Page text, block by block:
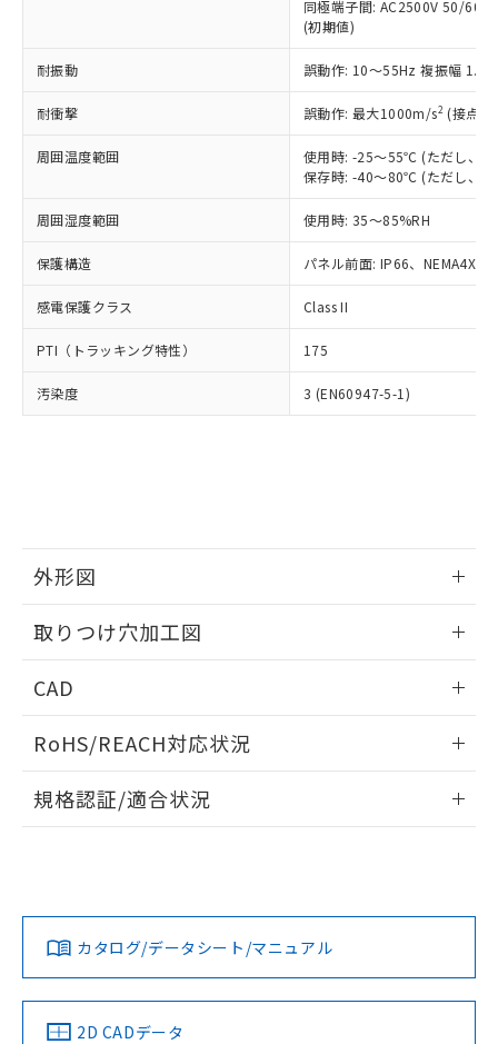
同極端子間: AC2500V 50/
(初期値)
耐振動 誤動作: 10～55Hz 複振幅
耐衝撃 誤動作: 最大1000m/s2 (接点
周囲温度範囲
使用時: -25～55℃ (ただし、氷
保存時: -40～80℃ (ただし、氷
周囲湿度範囲 使用時: 35～85%RH
保護構造 パネル前面: IP66、NEMA4X,
感電保護クラス Class II
PTI（トラッキング特性） 175
汚染度 3 (EN60947-5-1)
外形図
取りつけ穴加工図
CAD
ドすることができます。
ログイン/会員登録
ダウンロードデータをご利用いただく前に、以下を必ずお読
みください。
ソフトウェアの使用条件
RoHS/REACH対応状況
EU RoHS 注意事項・凡例
対応済み
中国 RoHS 注意事項・凡例
規格認証/適合状況
LR型式承認
（イギリス
船舶規格）
DNV型式承認
（ノルウェー
BV型式承認
（フランス
KR型式
（韓国
カタログ/データシート/マニュアル
2D CADデータ
正式な納期状況および標準価格はお客
様のお取引先、またはお客様担当のオ
ムロン制御機器販売店・当社販売員に
オムロン制御機器販売店や当社販売拠
販売ネットワーク
」をご確認
在庫状況および標準価格結果を当社の
事前の承諾なく第三者に漏洩または開
マイパーツ機能（部品リスト作成サー
ビス）をご利用いただくには、I-Web
メンバーズにご登録されている必要が
あります。
お客様が当ウェブサイト上で当社にご
登録された部品リストについて、当社
および当社の共同利用者が、当社の製
用者の範囲」に記載されている法人を
(PBDE) 1000ppm以下、フタル酸ビス(2-エチルヘキシ
ル) (DEHP)(別名：DOP) 1000ppm以下、フタル酸ブチ
ルベンジル（BBP） 1000ppm以下、フタル酸ジブチル
（DBP） 1000ppm以下、フタル酸ジイソブチル
但し、RoHS指令で産業用監視および制御機器に対する
フタル酸エステル類の４物質については閾値を超える意
図的な使用がないことを確認しています。
※2 対応予定月
部品在庫の切り替え状況などにより、予定
月が前後することがあります。
※3 非含有証明書ダウンロード
※本証明書は発行日時点で非含有を証明す
るもので、過去に遡って非含有を証明する
ものではありません。
物質の対応では、対応完了までの期間は出
荷製品に未対応品が混在することから備考
していることから、特段のことがない限
り、2022年1月12日より割愛しておりま
す。
Cr(Ⅵ)(六価クロム) : 1000ppm、 PBBs(ポリ臭化ビフェ
ニル類) : 1000ppm、 PBDEs(ポリ臭化ジフェニルエーテ
イソブチル) : 1000ppm、 BBP(フタル酸ブチルベンジ
DEHP(フタル酸ビス(2-エチルヘキシル)) : 1000ppm
※2 環境保護使用期限
「ｅ」：有害物質（10物質）のすべてが基
準値以下であることを示します。
「10」：通常の使用状況下において有害物
質が外部に漏えいし、環境に深刻な影響を
及ぼさない年数を意味します。
「－」：未確認です。当社販売部門へお問
い合わせください。
当社は規制貨物を破棄する場合は、完
いよう必要な手段を講じます。
当社は貴社製品を、核兵器、ミサイ
ル、化学兵器、生物兵器またはその他
武器並びにこれらの製造装置等に一切
当社は、貴社製品を第三者に販売する
場合は、上記1、2および3の内容を当
該第三者に通知します。また当社は、
販売先および販売に係わる関係者が違
法に輸出するおそれがある場合は、取
り引きをいたしません。
一定数以上の在庫あり
一定数には満たないが在庫あり
在庫なし(最新の在庫状況につ
いては、お客様のお取引先、ま
たはお客様担当のオムロン制御
機器販売店・当社販売員にご確
白
受注生産機種、また在庫状況の
情報を公開していない機種